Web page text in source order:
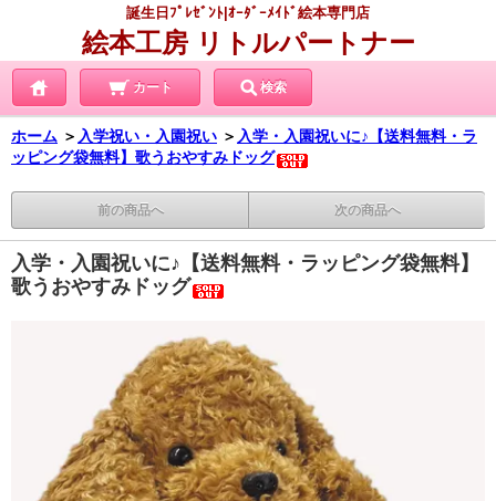
誕生日ﾌﾟﾚｾﾞﾝﾄ|ｵｰﾀﾞｰﾒｲﾄﾞ絵本専門店
絵本工房 リトルパートナー
カート 検索
ホーム ＞ 入学祝い・入園祝い ＞ 入学・入園祝いに♪【送料無料・ラ
ッピング袋無料】歌うおやすみドッグ
前の商品へ 次の商品へ
入学・入園祝いに♪【送料無料・ラッピング袋無料】
歌うおやすみドッグ